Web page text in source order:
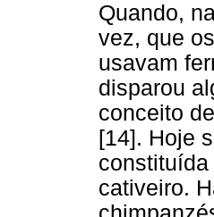
Quando,
vez, que
usavam
disparou
conceito
[14]. Hoje
cativeiro.